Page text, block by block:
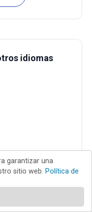
idiomas
de virus
garantizar una
sitio web. Política de